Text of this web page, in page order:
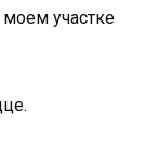
участке